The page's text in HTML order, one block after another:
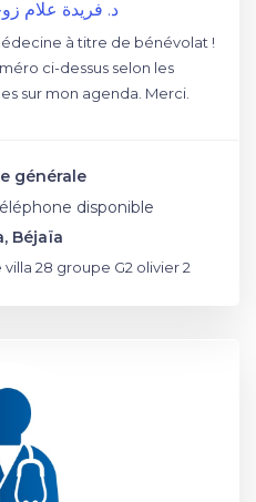
د. فريدة علام
à titre de bénévolat !
ci-dessus selon les
sur mon agenda. Merci.
générale
disponible
Béjaïa
28 groupe G2 olivier 2